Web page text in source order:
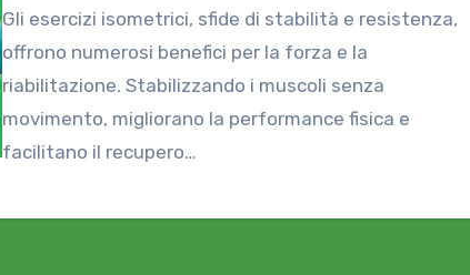
Gli esercizi isometrici, sfide di stabilità e resistenza,
offrono numerosi benefici per la forza e la
riabilitazione. Stabilizzando i muscoli senza
movimento, migliorano la performance fisica e
facilitano il recupero…